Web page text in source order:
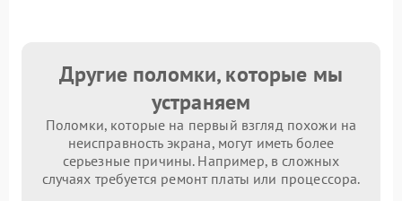
Другие поломки, которые мы
устраняем
Поломки, которые на первый взгляд похожи на
неисправность экрана, могут иметь более
серьезные причины. Например, в сложных
случаях требуется ремонт платы или процессора.